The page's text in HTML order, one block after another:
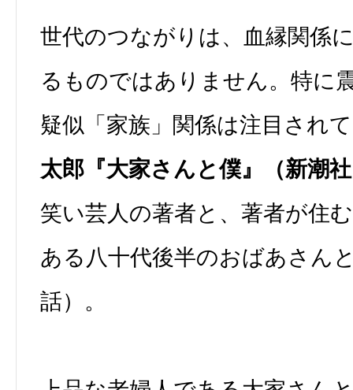
世代のつながりは、血縁関係
るものではありません。特に
疑似「家族」関係は注目され
太郎『大家さんと僕』（新潮
笑い芸人の著者と、著者が住
ある八十代後半のおばあさん
話）。